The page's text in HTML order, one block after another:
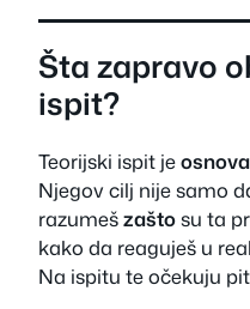
Šta zapravo
ispit?
Teorijski ispit je
Njegov cilj nije samo
razumešzaštosu ta
kako da reaguješ u
Na ispitu te očekuju